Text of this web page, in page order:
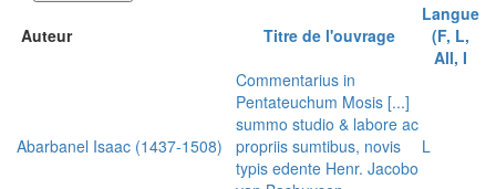
Auteur Titre de l'ouvrage
Langue
(F, L,
All, I
Abarbanel Isaac (1437-1508)
Commentarius in
Pentateuchum Mosis [...]
summo studio & labore ac
propriis sumtibus, novis
typis edente Henr. Jacobo
L